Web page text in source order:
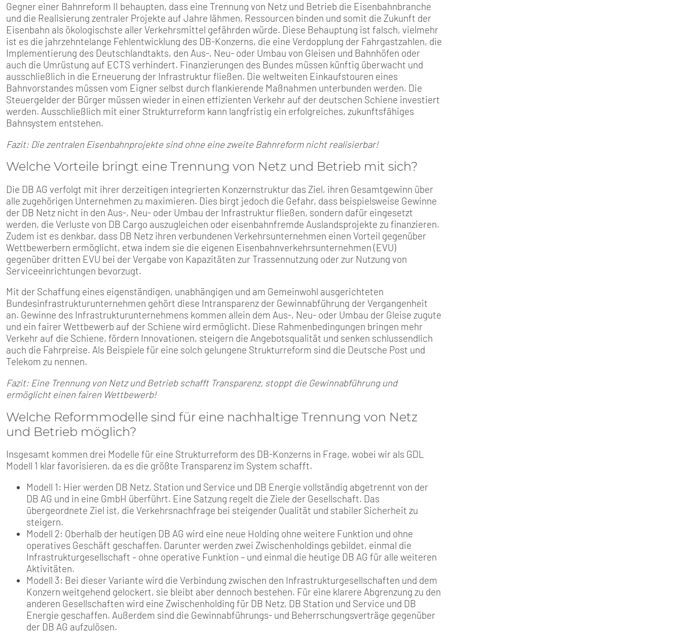
Gegner einer Bahnreform II behaupten, dass eine Trennung von Netz und Betrieb die Eisenbahnbranche
und die Realisierung zentraler Projekte auf Jahre lähmen, Ressourcen binden und somit die Zukunft der
Eisenbahn als ökologischste aller Verkehrsmittel gefährden würde. Diese Behauptung ist falsch, vielmehr
ist es die jahrzehntelange Fehlentwicklung des DB-Konzerns, die eine Verdopplung der Fahrgastzahlen, die
Implementierung des Deutschlandtakts, den Aus-, Neu- oder Umbau von Gleisen und Bahnhöfen oder
auch die Umrüstung auf ECTS verhindert. Finanzierungen des Bundes müssen künftig überwacht und
ausschließlich in die Erneuerung der Infrastruktur fließen. Die weltweiten Einkaufstouren eines
Bahnvorstandes müssen vom Eigner selbst durch flankierende Maßnahmen unterbunden werden. Die
Steuergelder der Bürger müssen wieder in einen effizienten Verkehr auf der deutschen Schiene investiert
werden. Ausschließlich mit einer Strukturreform kann langfristig ein erfolgreiches, zukunftsfähiges
Bahnsystem entstehen.
Fazit: Die zentralen Eisenbahnprojekte sind ohne eine zweite Bahnreform nicht realisierbar!
Welche Vorteile bringt eine Trennung von Netz und Betrieb mit sich?
Die DB AG verfolgt mit ihrer derzeitigen integrierten Konzernstruktur das Ziel, ihren Gesamtgewinn über
alle zugehörigen Unternehmen zu maximieren. Dies birgt jedoch die Gefahr, dass beispielsweise Gewinne
der DB Netz nicht in den Aus-, Neu- oder Umbau der Infrastruktur fließen, sondern dafür eingesetzt
werden, die Verluste von DB Cargo auszugleichen oder eisenbahnfremde Auslandsprojekte zu finanzieren.
Zudem ist es denkbar, dass DB Netz ihren verbundenen Verkehrsunternehmen einen Vorteil gegenüber
Wettbewerbern ermöglicht, etwa indem sie die eigenen Eisenbahnverkehrsunternehmen (EVU)
gegenüber dritten EVU bei der Vergabe von Kapazitäten zur Trassennutzung oder zur Nutzung von
Serviceeinrichtungen bevorzugt.
Mit der Schaffung eines eigenständigen, unabhängigen und am Gemeinwohl ausgerichteten
Bundesinfrastrukturunternehmen gehört diese Intransparenz der Gewinnabführung der Vergangenheit
an. Gewinne des Infrastrukturunternehmens kommen allein dem Aus-, Neu- oder Umbau der Gleise zugute
und ein fairer Wettbewerb auf der Schiene wird ermöglicht. Diese Rahmenbedingungen bringen mehr
Verkehr auf die Schiene, fördern Innovationen, steigern die Angebotsqualität und senken schlussendlich
auch die Fahrpreise. Als Beispiele für eine solch gelungene Strukturreform sind die Deutsche Post und
Telekom zu nennen.
Fazit: Eine Trennung von Netz und Betrieb schafft Transparenz, stoppt die Gewinnabführung und
ermöglicht einen fairen Wettbewerb!
Welche Reformmodelle sind für eine nachhaltige Trennung von Netz
und Betrieb möglich?
Insgesamt kommen drei Modelle für eine Strukturreform des DB-Konzerns in Frage, wobei wir als GDL
Modell 1 klar favorisieren, da es die größte Transparenz im System schafft.
Modell 1: Hier werden DB Netz, Station und Service und DB Energie vollständig abgetrennt von der
DB AG und in eine GmbH überführt. Eine Satzung regelt die Ziele der Gesellschaft. Das
übergeordnete Ziel ist, die Verkehrsnachfrage bei steigender Qualität und stabiler Sicherheit zu
steigern.
Modell 2: Oberhalb der heutigen DB AG wird eine neue Holding ohne weitere Funktion und ohne
operatives Geschäft geschaffen. Darunter werden zwei Zwischenholdings gebildet, einmal die
Infrastrukturgesellschaft – ohne operative Funktion – und einmal die heutige DB AG für alle weiteren
Aktivitäten.
Modell 3: Bei dieser Variante wird die Verbindung zwischen den Infrastrukturgesellschaften und dem
Konzern weitgehend gelockert, sie bleibt aber dennoch bestehen. Für eine klarere Abgrenzung zu den
anderen Gesellschaften wird eine Zwischenholding für DB Netz, DB Station und Service und DB
Energie geschaffen. Außerdem sind die Gewinnabführungs- und Beherrschungsverträge gegenüber
der DB AG aufzulösen.